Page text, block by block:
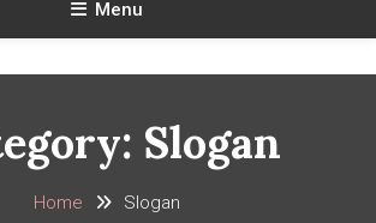
Menu
Slogan
Home Slogan